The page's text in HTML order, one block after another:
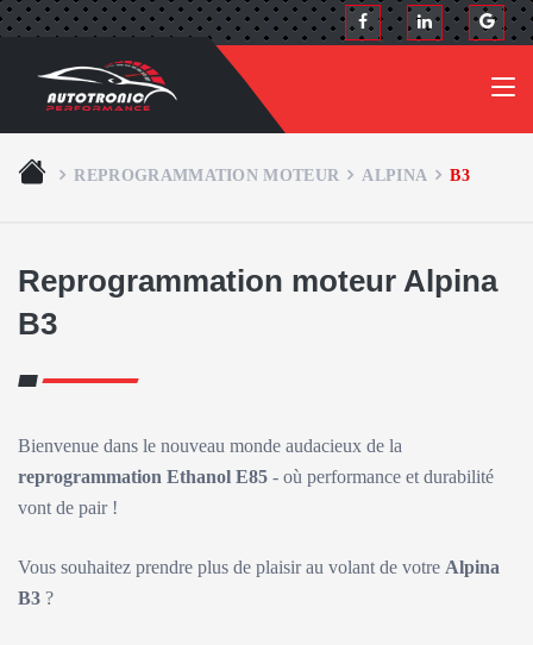
REPROGRAMMATION MOTEUR ALPINA B3
Reprogrammation moteur Alpina
B3
Bienvenue dans le nouveau monde audacieux de la
reprogrammation Ethanol E85 - où performance et durabilité
vont de pair !
Vous souhaitez prendre plus de plaisir au volant de votre Alpina
B3 ?